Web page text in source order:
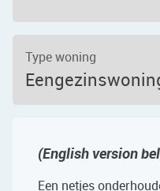
Type woning
(English version
Een netjes